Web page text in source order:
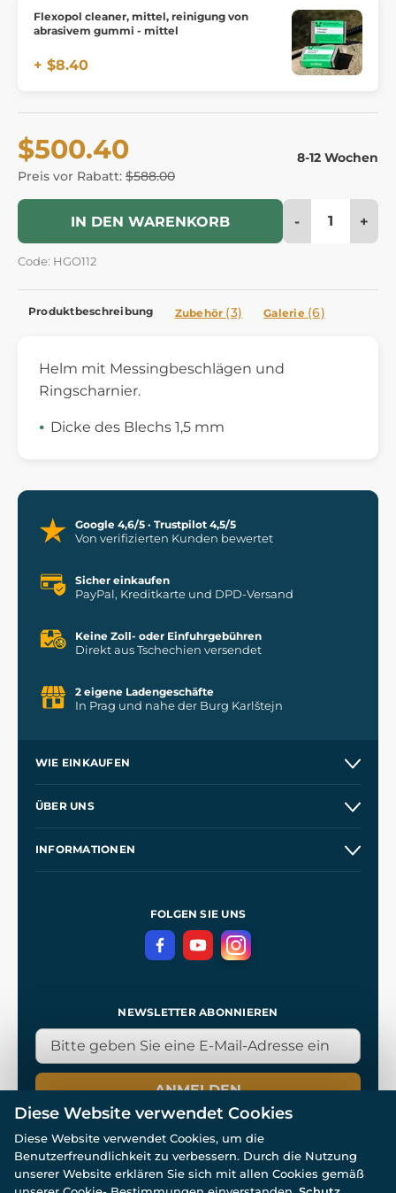
Flexopol cleaner, mittel, reinigung von
abrasivem gummi - mittel
+ $8.40
$500.40
Preis vor Rabatt: $588.00
8-12 Wochen
IN DEN WARENKORB - +
Code: HGO112
Produktbeschreibung Zubehör (3) Galerie (6)
Helm mit Messingbeschlägen und
Ringscharnier.
Dicke des Blechs 1,5 mm
Google 4,6/5 · Trustpilot 4,5/5
Von verifizierten Kunden bewertet
Sicher einkaufen
PayPal, Kreditkarte und DPD-Versand
Keine Zoll- oder Einfuhrgebühren
Direkt aus Tschechien versendet
2 eigene Ladengeschäfte
In Prag und nahe der Burg Karlštejn
WIE EINKAUFEN
Kontakt
ÜBER UNS
INFORMATIONEN
DatenschutzerklärungFOLGEN SIE UNS
NEWSLETTER ABONNIEREN
ANMELDEN
Diese Website verwendet Cookies
Diese Website verwendet Cookies, um die
Benutzerfreundlichkeit zu verbessern. Durch die Nutzung
unserer Website erklären Sie sich mit allen Cookies gemäß